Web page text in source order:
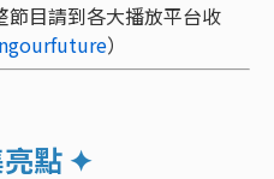
節目請到各大播放平台收
）
點 ✦